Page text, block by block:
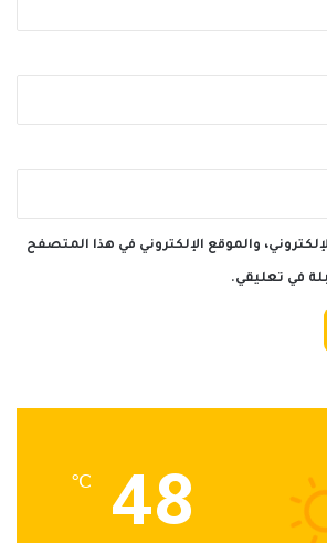
والموقع الإلكتروني في هذا المتصفح
في تعليقي.
48
℃